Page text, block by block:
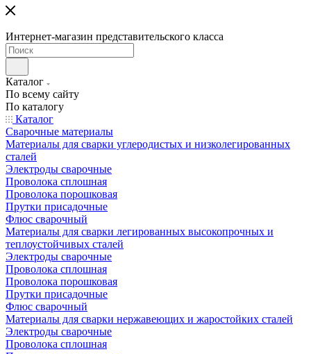
Интернет-магазин представительского класса
Каталог
По всему сайту
По каталогу
Каталог
Сварочные материалы
Материалы для сварки углеродистых и низколегированных
сталей
Электроды сварочные
Проволока сплошная
Проволока порошковая
Прутки присадочные
Флюс сварочный
Материалы для сварки легированных высокопрочных и
теплоустойчивых сталей
Электроды сварочные
Проволока сплошная
Проволока порошковая
Прутки присадочные
Флюс сварочный
Материалы для сварки нержавеющих и жаростойких сталей
Электроды сварочные
Проволока сплошная